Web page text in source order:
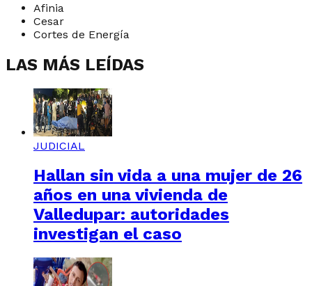
Afinia
Cesar
Cortes de Energía
LAS MÁS LEÍDAS
JUDICIAL
Hallan sin vida a una mujer de 26
años en una vivienda de
Valledupar: autoridades
investigan el caso